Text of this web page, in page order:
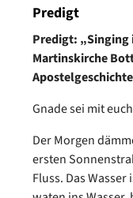
Predigt
Predigt: „Singing
Martinskirche
Gnade sei mit
Der Morgen
ersten
Fluss. Das